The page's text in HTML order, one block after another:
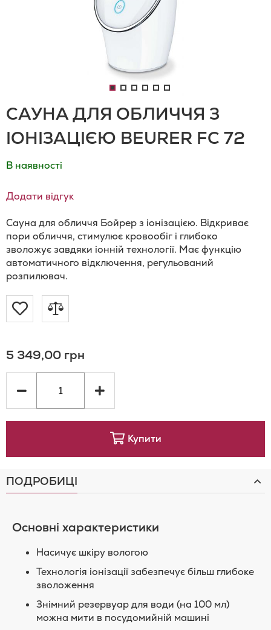
САУНА ДЛЯ ОБЛИЧЧЯ З
ІОНІЗАЦІЄЮ BEURER FC 72
В наявності
Додати відгук
Сауна для обличчя Бойрер з іонізацією. Відкриває
пори обличчя, стимулює кровообіг і глибоко
зволожує завдяки іонній технології. Має функцію
автоматичного відключення, регульований
розпилювач.
Додати
Списку
Бажань
Додати
порівняння
5 349,00 грн
Купити
ПОДРОБИЦІ
Основні характеристики
Насичує шкіру вологою
Технологія іонізації забезпечує більш глибоке
зволоження
Знімний резервуар для води (на 100 мл)
можна мити в посудомийній машині